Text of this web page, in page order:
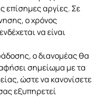
επίσημες αργίες. Σε
ο χρόνος
να είναι
ο διανομέας θα
σημείωμα με τα
ώστε να κανονίσετε
εξυπηρετεί